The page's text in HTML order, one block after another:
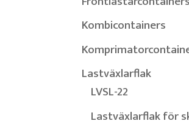
Kombicontainers
Lastväxlarflak
LVSL-22
Lastväxlarflak för